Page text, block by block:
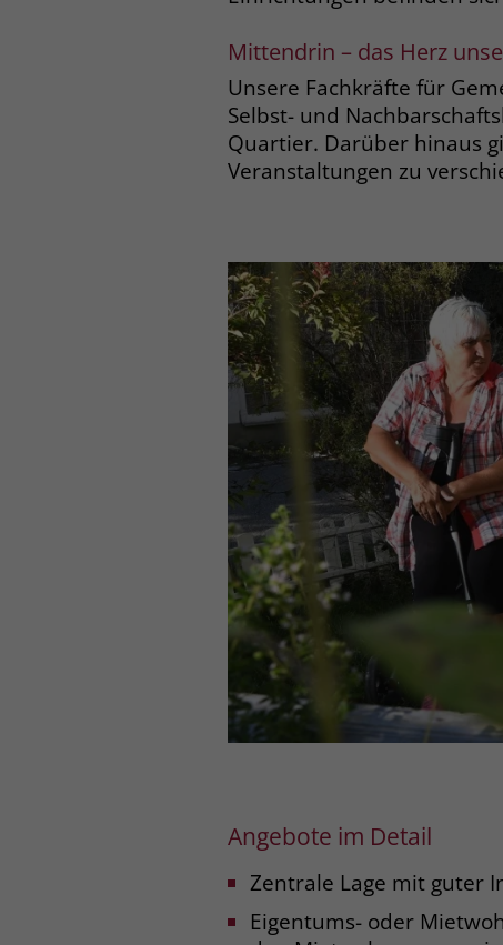
Mittendrin – das Herz
Unsere Fachkräfte für
Selbst- und
Quartier. Darüber hinaus
Veranstaltungen zu
Angebote im Detail
Zentrale Lage mit guter
Eigentums- oder